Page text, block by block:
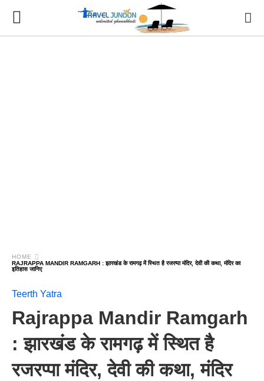
HOME
RAJRAPPA MANDIR RAMGARH : झारखंड के रामगढ़ में स्थित है रजरप्पा मंदिर, देवी की कथा, मंदिर का
इतिहास जानिए
Teerth Yatra
Rajrappa Mandir Ramgarh
: झारखंड के रामगढ़ में स्थित है
रजरप्पा मंदिर, देवी की कथा, मंदिर